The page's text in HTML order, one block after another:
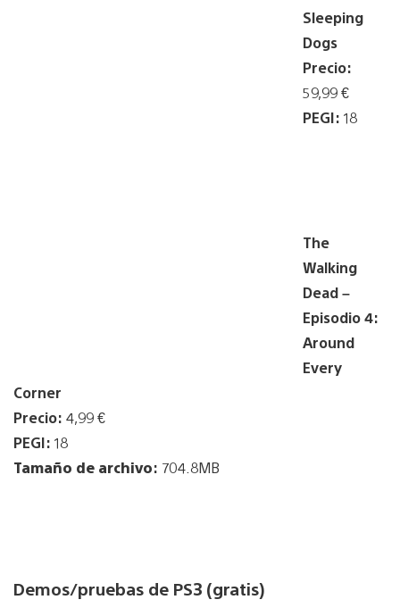
Sleeping
Dogs
Precio:
59,99 €
PEGI: 18
The
Walking
Dead –
Episodio 4:
Around
Every
Corner
Precio: 4,99 €
PEGI: 18
Tamaño de archivo: 704.8MB
Demos/pruebas de PS3 (gratis)